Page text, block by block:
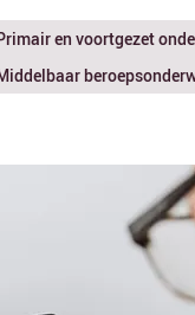
en voortgezet